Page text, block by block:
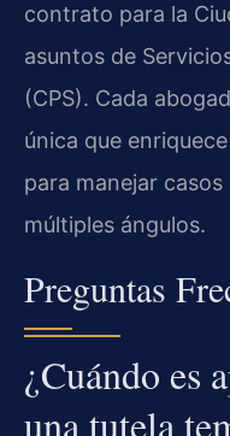
contrato para la
asuntos de
(CPS). Cada
única que
para manejar
múltiples ángulos.
Preguntas
¿Cuándo es
una tutela